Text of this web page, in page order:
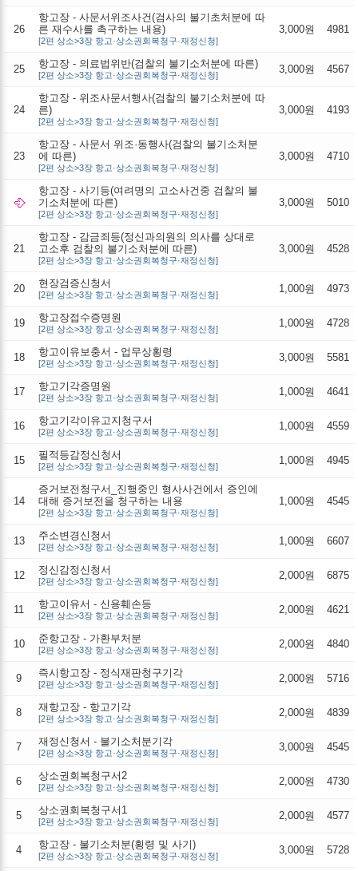
26
항고장 - 사문서위조사건(검사의 불기초처분에 따
른 재수사를 촉구하는 내용)
[2편 상소>3장 항고·상소권회복청구·재정신청]
3,000원 4981
25 항고장 - 의료법위반(검찰의 불기소처분에 따른)
[2편 상소>3장 항고·상소권회복청구·재정신청] 3,000원 4567
24
항고장 - 위조사문서행사(검찰의 불기소처분에 따
른)
[2편 상소>3장 항고·상소권회복청구·재정신청]
3,000원 4193
23
항고장 - 사문서 위조·동행사(검찰의 불기소처분
에 따른)
[2편 상소>3장 항고·상소권회복청구·재정신청]
3,000원 4710
항고장 - 사기등(여려명의 고소사건중 검찰의 불
기소처분에 따른)
[2편 상소>3장 항고·상소권회복청구·재정신청]
3,000원 5010
21
항고장 - 감금죄등(정신과의원의 의사를 상대로
고소후 검찰의 불기소처분에 따른)
[2편 상소>3장 항고·상소권회복청구·재정신청]
3,000원 4528
20 현장검증신청서
[2편 상소>3장 항고·상소권회복청구·재정신청] 1,000원 4973
19 항고장접수증명원
[2편 상소>3장 항고·상소권회복청구·재정신청] 1,000원 4728
18 항고이유보충서 - 업무상횡령
[2편 상소>3장 항고·상소권회복청구·재정신청] 3,000원 5581
17 항고기각증명원
[2편 상소>3장 항고·상소권회복청구·재정신청] 1,000원 4641
16 항고기각이유고지청구서
[2편 상소>3장 항고·상소권회복청구·재정신청] 1,000원 4559
15 필적등감정신청서
[2편 상소>3장 항고·상소권회복청구·재정신청] 1,000원 4945
14
증거보전청구서_진행중인 형사사건에서 증인에
대해 증거보전을 청구하는 내용
[2편 상소>3장 항고·상소권회복청구·재정신청]
1,000원 4545
13 주소변경신청서
[2편 상소>3장 항고·상소권회복청구·재정신청] 1,000원 6607
12 정신감정신청서
[2편 상소>3장 항고·상소권회복청구·재정신청] 2,000원 6875
11 항고이유서 - 신용훼손등
[2편 상소>3장 항고·상소권회복청구·재정신청] 2,000원 4621
10 준항고장 - 가환부처분
[2편 상소>3장 항고·상소권회복청구·재정신청] 2,000원 4840
9 즉시항고장 - 정식재판청구기각
[2편 상소>3장 항고·상소권회복청구·재정신청] 2,000원 5716
8 재항고장 - 항고기각
[2편 상소>3장 항고·상소권회복청구·재정신청] 2,000원 4839
7 재정신청서 - 불기소처분기각
[2편 상소>3장 항고·상소권회복청구·재정신청] 3,000원 4545
6 상소권회복청구서2
[2편 상소>3장 항고·상소권회복청구·재정신청] 2,000원 4730
5 상소권회복청구서1
[2편 상소>3장 항고·상소권회복청구·재정신청] 2,000원 4577
4 항고장 - 불기소처분(횡령 및 사기)
[2편 상소>3장 항고·상소권회복청구·재정신청] 3,000원 5728